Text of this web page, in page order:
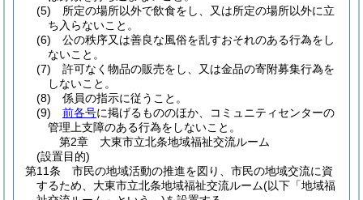
(5)
所定の場所以外で飲食をし、又は所定の場所以外に立
ち入らないこと。
(6)
公の秩序又は善良な風俗を乱すおそれのある行為をし
ないこと。
(7)
許可なく物品の販売をし、又は金品の寄附募集行為を
しないこと。
(8)
係員の指示に従うこと。
(9)
前各号に掲げるもののほか、コミュニティセンターの
管理上支障のある行為をしないこと。
第2章
大東市立北条地域福祉交流ルーム
(設置目的)
第11条
市民の地域活動の推進を図り、市民の地域交流に資
するため、大東市立北条地域福祉交流ルーム(以下「地域福